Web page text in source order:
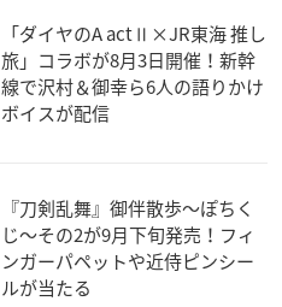
「ダイヤのA actⅡ×JR東海 推し
旅」コラボが8月3日開催！新幹
線で沢村＆御幸ら6人の語りかけ
ボイスが配信
『刀剣乱舞』御伴散歩～ぽちく
じ～その2が9月下旬発売！フィ
ンガーパペットや近侍ピンシー
ルが当たる